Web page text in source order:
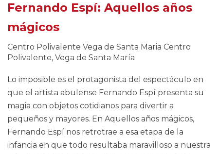
Fernando Espí: Aquellos años
mágicos
Centro Polivalente Vega de Santa Maria Centro
Polivalente, Vega de Santa María
Lo imposible es el protagonista del espectáculo en
que el artista abulense Fernando Espí presenta su
magia con objetos cotidianos para divertir a
pequeños y mayores. En Aquellos años mágicos,
Fernando Espí nos retrotrae a esa etapa de la
infancia en que todo resultaba maravilloso a nuestra